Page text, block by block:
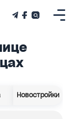
Новостройки